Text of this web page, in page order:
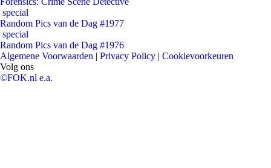
special
Random Pics van de Dag #1977
special
Random Pics van de Dag #1976
Algemene Voorwaarden | Privacy Policy | Cookievoorkeuren
Volg ons
©FOK.nl e.a.